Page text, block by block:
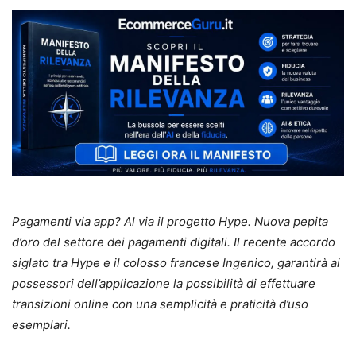
Pagamenti via app? Al via il progetto Hype. Nuova pepita
d’oro del settore dei pagamenti digitali. Il recente accordo
siglato tra Hype e il colosso francese Ingenico, garantirà ai
possessori dell’applicazione la possibilità di effettuare
transizioni online con una semplicità e praticità d’uso
esemplari.